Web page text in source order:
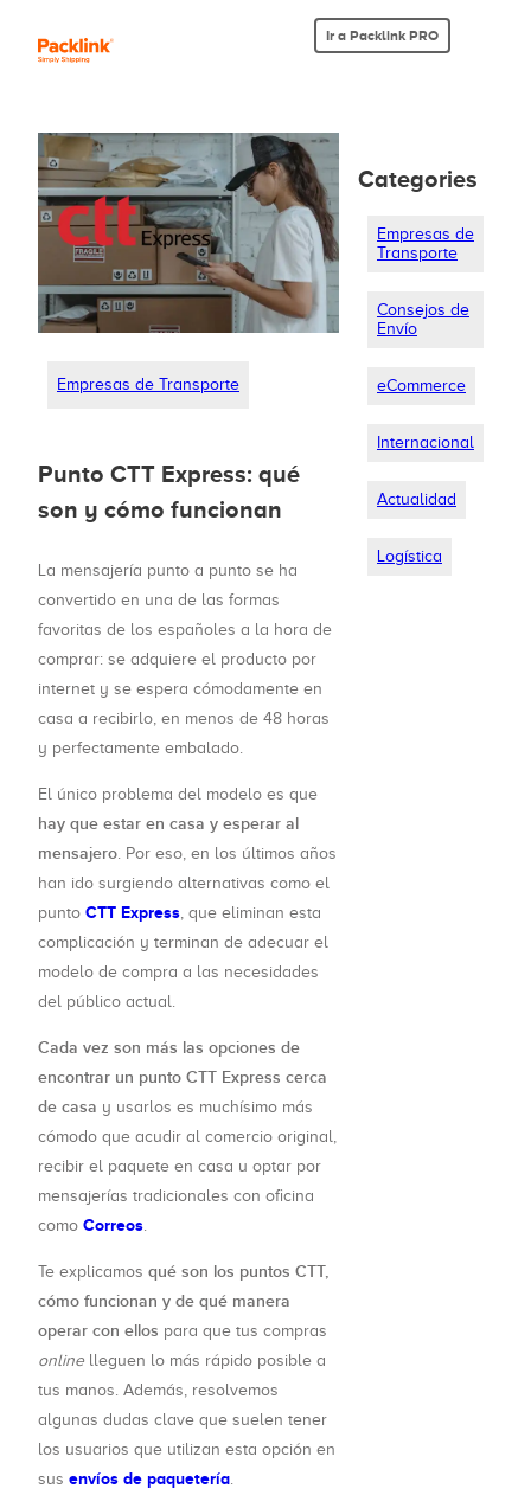
Ir a Packlink PRO
Empresas de Transporte
Punto CTT Express: qué
son y cómo funcionan
La mensajería punto a punto se ha
convertido en una de las formas
favoritas de los españoles a la hora de
comprar: se adquiere el producto por
internet y se espera cómodamente en
casa a recibirlo, en menos de 48 horas
y perfectamente embalado.
El único problema del modelo es que
hay que estar en casa y esperar al
mensajero. Por eso, en los últimos años
han ido surgiendo alternativas como el
punto CTT Express, que eliminan esta
complicación y terminan de adecuar el
modelo de compra a las necesidades
del público actual.
Cada vez son más las opciones de
encontrar un punto CTT Express cerca
de casa y usarlos es muchísimo más
cómodo que acudir al comercio original,
recibir el paquete en casa u optar por
mensajerías tradicionales con oficina
como Correos.
Te explicamos qué son los puntos CTT,
cómo funcionan y de qué manera
operar con ellos para que tus compras
onlinelleguen lo más rápido posible a
tus manos. Además, resolvemos
algunas dudas clave que suelen tener
los usuarios que utilizan esta opción en
sus envíos de paquetería.
Categories
Empresas de
Transporte
Consejos de
Envío
eCommerce
Internacional
Actualidad
Logística